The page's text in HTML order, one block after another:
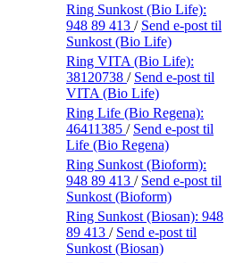
Ring Sunkost (Bio Life):
948 89 413 / Send e-post til
Sunkost (Bio Life)
Ring VITA (Bio Life):
38120738 / Send e-post til
VITA (Bio Life)
Ring Life (Bio Regena):
46411385 / Send e-post til
Life (Bio Regena)
Ring Sunkost (Bioform):
948 89 413 / Send e-post til
Sunkost (Bioform)
Ring Sunkost (Biosan): 948
89 413 / Send e-post til
Sunkost (Biosan)